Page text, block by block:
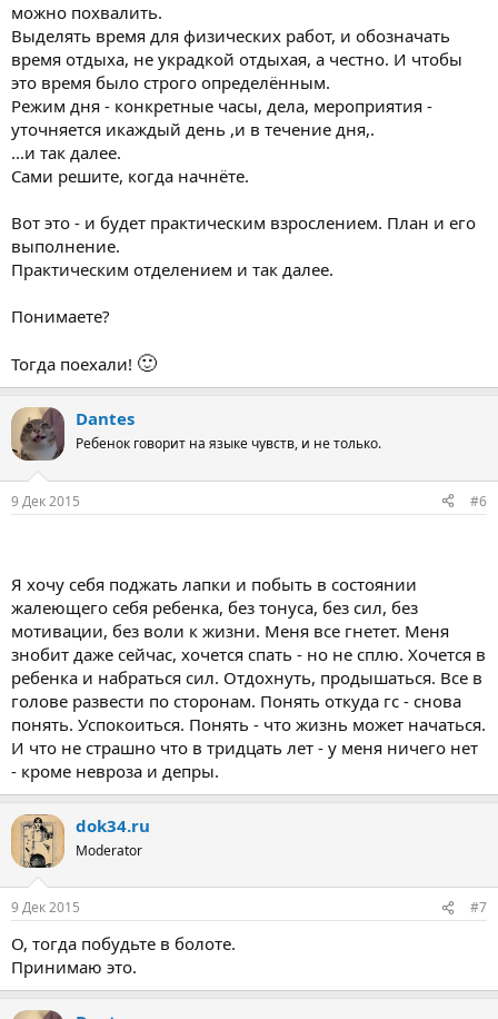
можно похвалить.
Выделять время для физических работ, и обозначать
время отдыха, не украдкой отдыхая, а честно. И чтобы
это время было строго определённым.
Режим дня - конкретные часы, дела, мероприятия -
уточняется икаждый день ,и в течение дня,.
...и так далее.
Сами решите, когда начнёте.
Вот это - и будет практическим взрослением. План и его
выполнение.
Практическим отделением и так далее.
Понимаете?
Тогда поехали! 🙂
Dantes
Ребенок говорит на языке чувств, и не только.
9 Дек 2015 #6
Я хочу себя поджать лапки и побыть в состоянии
жалеющего себя ребенка, без тонуса, без сил, без
мотивации, без воли к жизни. Меня все гнетет. Меня
знобит даже сейчас, хочется спать - но не сплю. Хочется в
ребенка и набраться сил. Отдохнуть, продышаться. Все в
голове развести по сторонам. Понять откуда гс - снова
понять. Успокоиться. Понять - что жизнь может начаться.
И что не страшно что в тридцать лет - у меня ничего нет
- кроме невроза и депры.
dok34.ru
Moderator
9 Дек 2015 #7
О, тогда побудьте в болоте.
Принимаю это.